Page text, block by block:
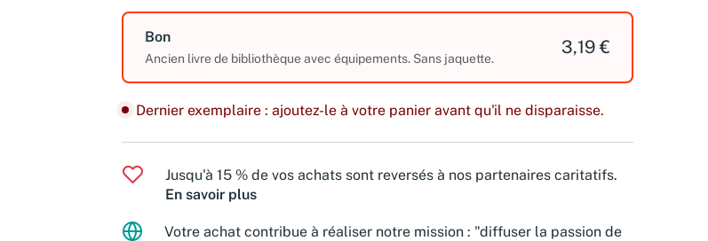
Bon
Ancien livre de bibliothèque avec équipements. Sans jaquette.
3,19 €
Dernier exemplaire : ajoutez-le à votre panier avant qu'il ne disparaisse.
Jusqu'à 15 % de vos achats sont reversés à nos partenaires caritatifs.
En savoir plus
Votre achat contribue à réaliser notre mission : "diffuser la passion de